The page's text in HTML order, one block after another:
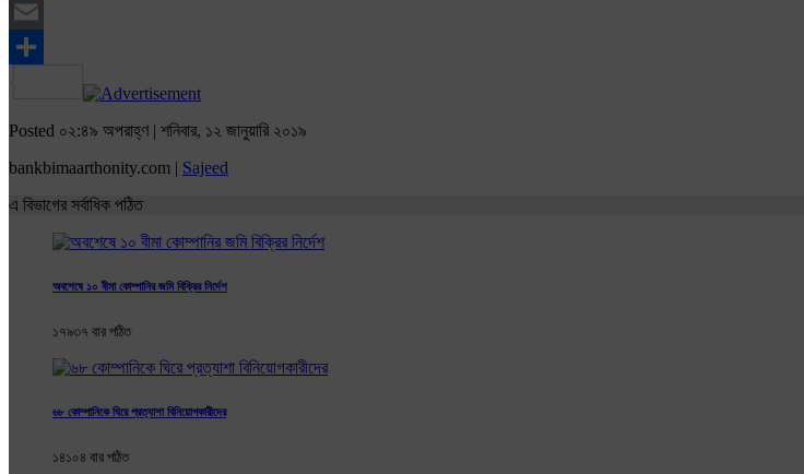
Twitter
Email
Share
Posted ০২:৪৯ অপরাহ্ণ | শনিবার, ১২ জানুয়ারি ২০১৯
bankbimaarthonity.com | Sajeed
এ বিভাগের সর্বাধিক পঠিত
অবশেষে ১০ বীমা কোম্পানির জমি বিক্রির নির্দেশ
১৭৯৩৭ বার পঠিত
৬৮ কোম্পানিকে ঘিরে প্রত্যাশা বিনিয়োগকারীদের
১৪১০৪ বার পঠিত